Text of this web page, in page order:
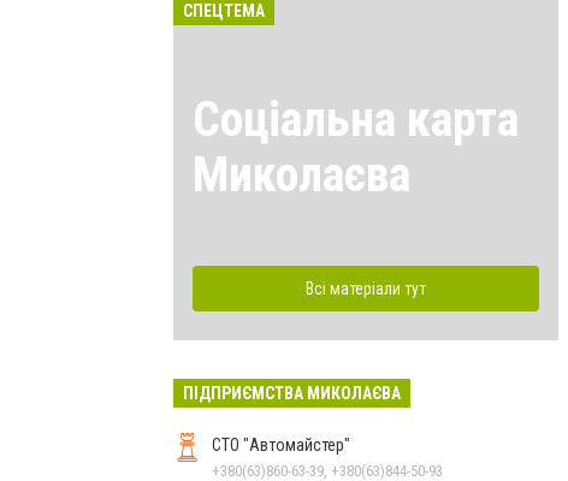
СПЕЦТЕМА
Соціальна карта
Миколаєва
Всі матеріали тут
ПІДПРИЄМСТВА МИКОЛАЄВА
СТО "Автомайстер"
+380(63)860-63-39, +380(63)844-50-93